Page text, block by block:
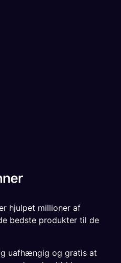
hjulpet millioner af
bedste produkter til de
uafhængig og gratis at